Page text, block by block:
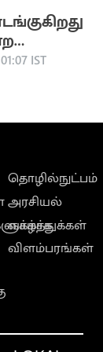
IST
தொழில்நுட்பம்
அரசியல்
வாழ்த்துக்கள்
விளம்பரங்கள்